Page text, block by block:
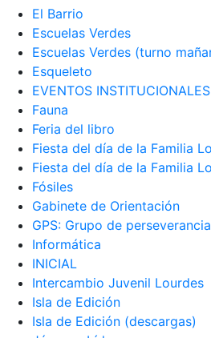
El Barrio
Escuelas Verdes
Escuelas Verdes (turno
Esqueleto
EVENTOS INSTITUCIONALES
Fauna
Feria del libro
Fiesta del día de la Familia
Fiesta del día de la Familia
Fósiles
Gabinete de Orientación
GPS: Grupo de
Informática
INICIAL
Intercambio Juvenil Lourdes
Isla de Edición
Isla de Edición (descargas)